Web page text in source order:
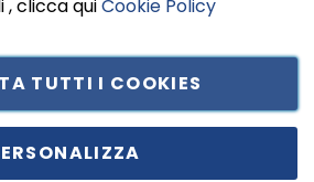
cap. 80026 Casoria (NA) - C.F. 05834470634 -
clicca quiCookie Policy
TUTTI I COOKIES